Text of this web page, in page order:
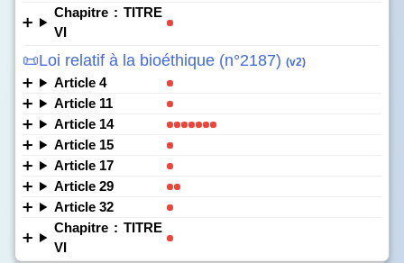
Chapitre : TITRE
VI
📜Loi relatif à la bioéthique (n°2187) (v2)
Article 4
Article 11
Article 14
Article 15
Article 17
Article 29
Article 32
Chapitre : TITRE
VI